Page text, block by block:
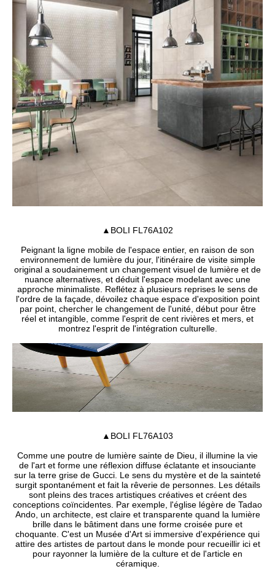
▲BOLI FL76A102
Peignant la ligne mobile de l'espace entier, en raison de son
environnement de lumière du jour, l'itinéraire de visite simple
original a soudainement un changement visuel de lumière et de
nuance alternatives, et déduit l'espace modelant avec une
approche minimaliste. Reflétez à plusieurs reprises le sens de
l'ordre de la façade, dévoilez chaque espace d'exposition point
par point, chercher le changement de l'unité, début pour être
réel et intangible, comme l'esprit de cent rivières et mers, et
montrez l'esprit de l'intégration culturelle.
▲BOLI FL76A103
Comme une poutre de lumière sainte de Dieu, il illumine la vie
de l'art et forme une réflexion diffuse éclatante et insouciante
sur la terre grise de Gucci. Le sens du mystère et de la sainteté
surgit spontanément et fait la rêverie de personnes. Les détails
sont pleins des traces artistiques créatives et créent des
conceptions coïncidentes. Par exemple, l'église légère de Tadao
Ando, un architecte, est claire et transparente quand la lumière
brille dans le bâtiment dans une forme croisée pure et
choquante. C'est un Musée d'Art si immersive d'expérience qui
attire des artistes de partout dans le monde pour recueillir ici et
pour rayonner la lumière de la culture et de l'article en
céramique.